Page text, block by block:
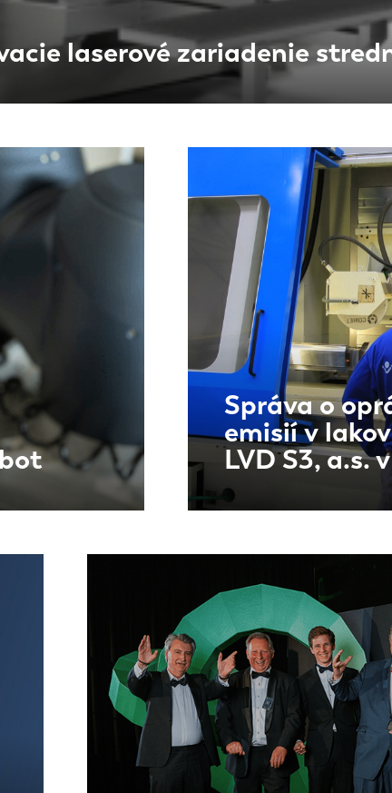
laserové zariadenie
Správa o
emisií v
LVD S3, a.s.
CN